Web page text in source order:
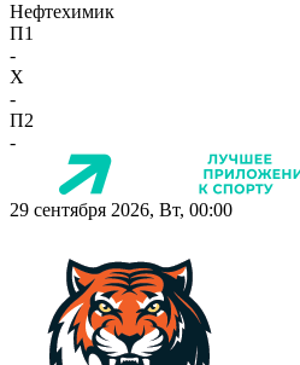
Нефтехимик
П1
-
X
-
П2
-
29 сентября 2026, Вт, 00:00